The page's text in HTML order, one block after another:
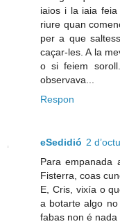
iaios i la iaia
riure quan
per a que
caçar-les. A la
o si feiem
observava...
Respon
eSedidió 2
Para
Fisterra, coas
E, Cris, vixía o
a botarte algo
fabas non é